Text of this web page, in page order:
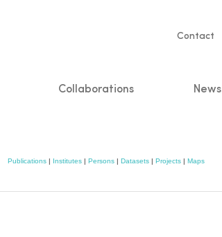
Service
Contact
Collaborations News
Publications | Institutes | Persons | Datasets | Projects | Maps